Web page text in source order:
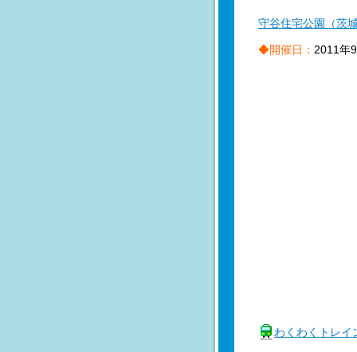
守谷住宅公園（茨
◆開催日： 2011年
わくわくトレイ